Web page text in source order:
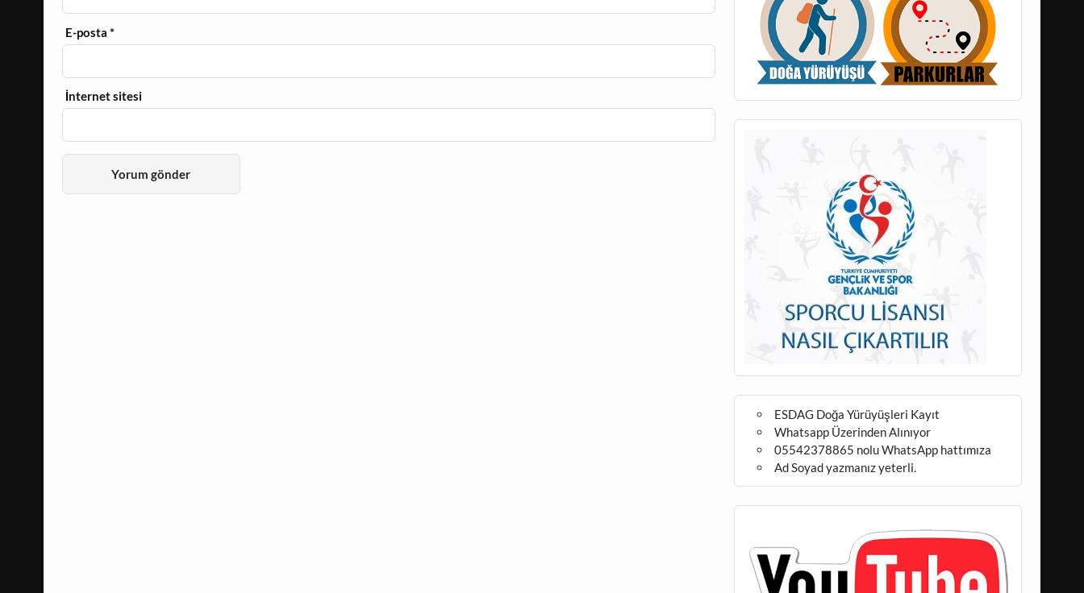
E-posta*
İnternet sitesi
ESDAG Doğa Yürüyüşleri Kayıt
Whatsapp Üzerinden Alınıyor
05542378865 nolu WhatsApp hattımıza
Ad Soyad yazmanız yeterli.